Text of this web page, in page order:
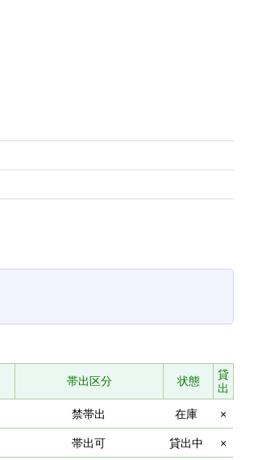
帯出区分 状態
貸
出
禁帯出 在庫 ×
帯出可 貸出中 ×